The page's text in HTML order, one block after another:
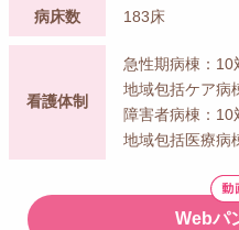
病床数 183床
看護体制
急性期病棟：10
地域包括ケア病
障害者病棟：10
地域包括医療病
Webパ